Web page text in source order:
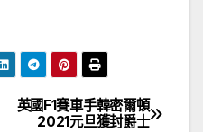
英國F1賽車手韓密爾頓
2021元旦獲封爵士